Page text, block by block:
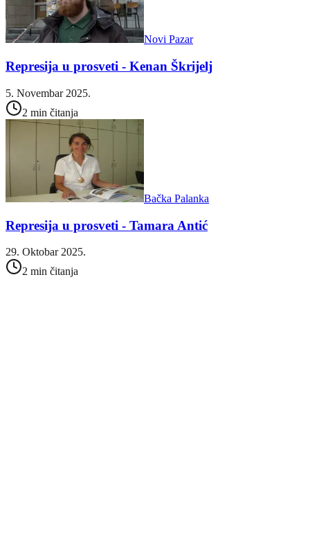
Novi Pazar
Represija u prosveti - Kenan Škrijelj
5. Novembar 2025.
2 min čitanja
Bačka Palanka
Represija u prosveti - Tamara Antić
29. Oktobar 2025.
2 min čitanja